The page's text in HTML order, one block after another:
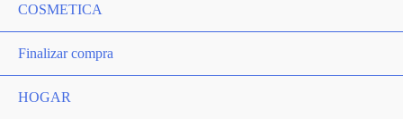
COSMETICA
Finalizar compra
HOGAR